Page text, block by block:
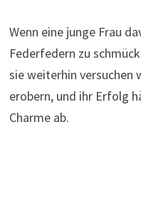
Wenn eine junge Frau
Federfedern zu
sie weiterhin versuchen
erobern, und ihr Erfolg
Charme ab.